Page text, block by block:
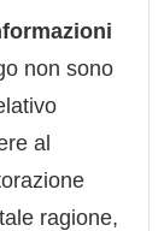
non sono
al
ragione,